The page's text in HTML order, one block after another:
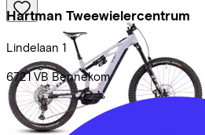
Hartman Tweewielercentrum
Lindelaan 1
6721 VB Bennekom